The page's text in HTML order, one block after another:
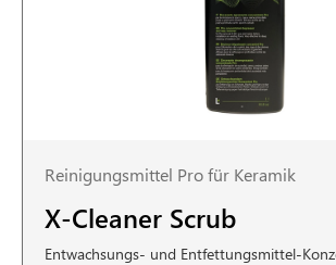
Reinigungsmittel Pro für Keramik
X-Cleaner Scrub
Entwachsungs- und Entfettungsmittel-